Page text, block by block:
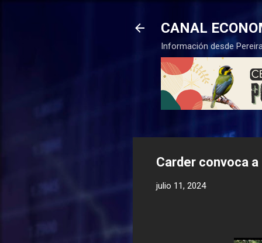
CANAL
Información desde
Carder convoca
julio 11, 2024